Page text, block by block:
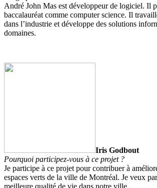
André John Mas est développeur de logiciel. Il
baccalauréat comme computer science. Il
dans l’industrie et développe des solutions
domaines.
Iris Godbout
Pourquoi participez-vous à ce projet ?
Je participe à ce projet pour contribuer à
espaces verts de la ville de Montréal. Je veux
meilleure qualité de vie dans notre ville.